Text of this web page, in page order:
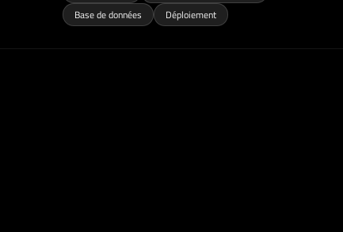
Base de données
Déploiement